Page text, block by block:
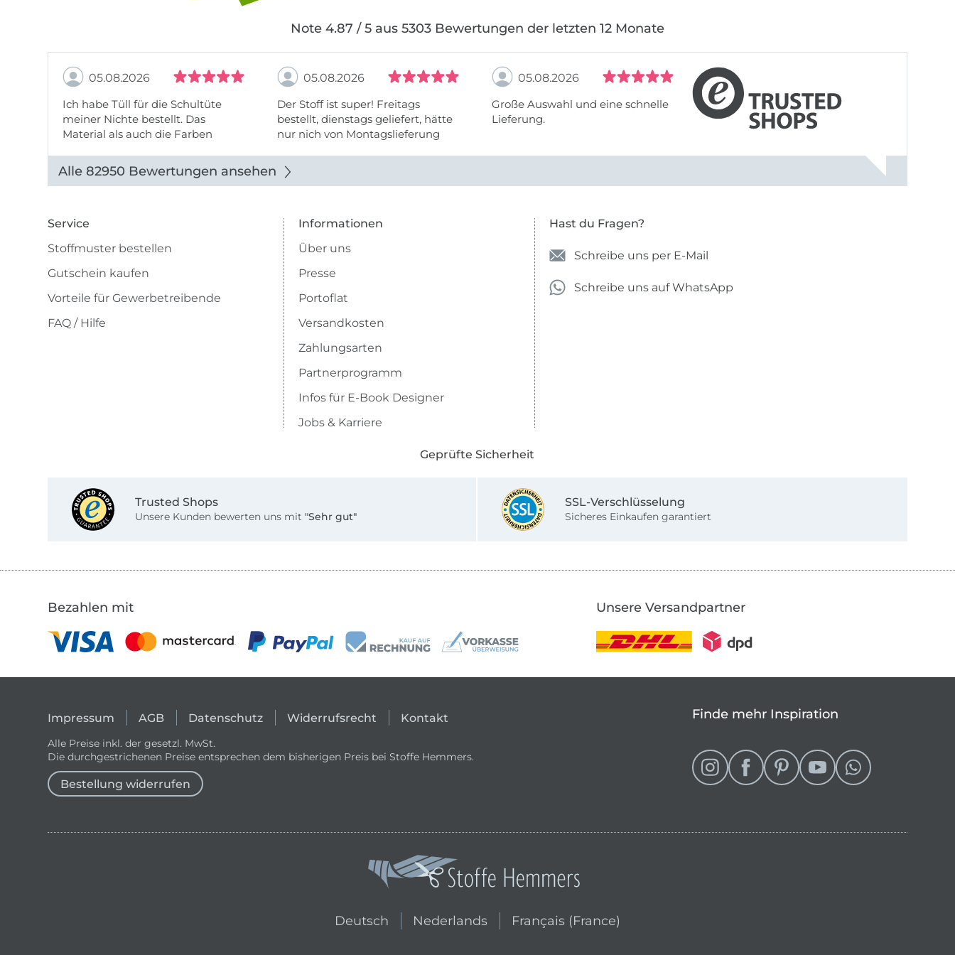
Note 4.87 / 5 aus 5303 Bewertungen der letzten 12 Monate
05.08.2026
Ich habe Tüll für die Schultüte
meiner Nichte bestellt. Das
Material als auch die Farben
Abbildung u sieht toll aus. Die
Lieferung erfolgte zügig u auch
05.08.2026
Der Stoff ist super! Freitags
bestellt, dienstags geliefert, hätte
nur nich von Montagslieferung
05.08.2026
Große Auswahl und eine schnelle
Lieferung.
Alle 82950 Bewertungen ansehen
Service
Stoffmuster bestellen
Gutschein kaufen
Vorteile für Gewerbetreibende
FAQ / Hilfe
Informationen
Über uns
Presse
Portoflat
Versandkosten
Zahlungsarten
Partnerprogramm
Infos für E-Book Designer
Jobs & Karriere
Hast du Fragen?
Schreibe uns per E-Mail
Schreibe uns auf WhatsApp
Geprüfte Sicherheit
Trusted Shops
Unsere Kunden bewerten uns mit "Sehr gut"
SSL-Verschlüsselung
Sicheres Einkaufen garantiert
Bezahlen mit Unsere Versandpartner
Impressum AGB Datenschutz Widerrufsrecht Kontakt
Alle Preise inkl. der gesetzl. MwSt.
Die durchgestrichenen Preise entsprechen dem bisherigen Preis bei Stoffe Hemmers.
Bestellung widerrufen
Finde mehr Inspiration
Deutsch Nederlands
In den niederländischen Shop wechseln
Français (France)
In den französischen Shop wechseln